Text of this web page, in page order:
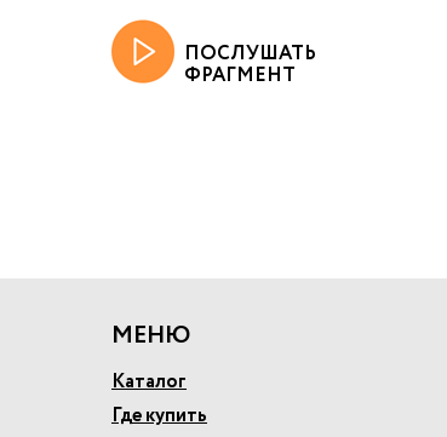
ПОСЛУШАТЬ
ФРАГМЕНТ
МЕНЮ
Каталог
Где купить